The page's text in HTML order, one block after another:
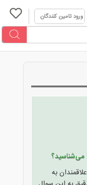
ورود تامین کنندگان
می‌شناسید؟
به